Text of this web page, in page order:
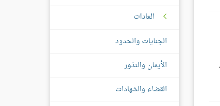
العادات
الجنايات والحدود
الأيمان والنذور
القضاء والشهادات